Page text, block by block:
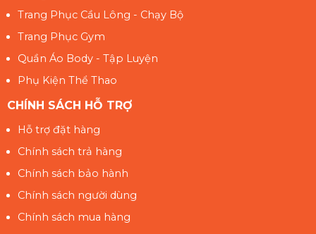
Trang Phục Cầu Lông - Chạy Bộ
Trang Phục Gym
Quần Áo Body - Tập Luyện
Phụ Kiện Thể Thao
CHÍNH SÁCH HỖ TRỢ
Hỗ trợ đặt hàng
Chính sách trả hàng
Chính sách bảo hành
Chính sách người dùng
Chính sách mua hàng